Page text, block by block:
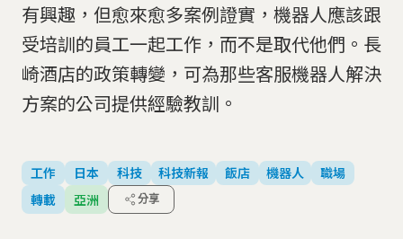
有興趣，但愈來愈多案例證實，機器人應該跟
受培訓的員工一起工作，而不是取代他們。長
崎酒店的政策轉變，可為那些客服機器人解決
方案的公司提供經驗教訓。
工作 日本 科技 科技新報 飯店 機器人
職場
轉載
亞洲 分享